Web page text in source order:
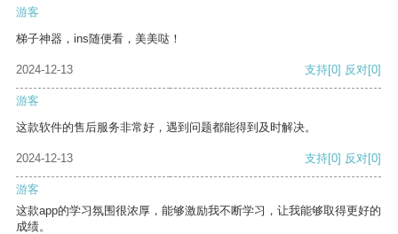
游客
梯子神器，ins随便看，美美哒！
2024-12-13 支持[0] 反对[0]
游客
这款软件的售后服务非常好，遇到问题都能得到及时解决。
2024-12-13 支持[0] 反对[0]
游客
这款app的学习氛围很浓厚，能够激励我不断学习，让我能够取得更好的
成绩。